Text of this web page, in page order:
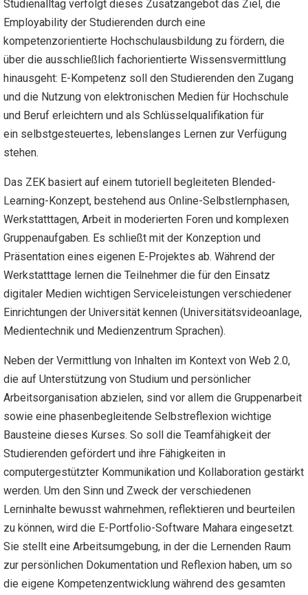
Studienalltag verfolgt dieses Zusatzangebot das Ziel, die
Employability der Studierenden durch eine
kompetenzorientierte Hochschulausbildung zu fördern, die
über die ausschließlich fachorientierte Wissensvermittlung
hinausgeht: E-Kompetenz soll den Studierenden den Zugang
und die Nutzung von elektronischen Medien für Hochschule
und Beruf erleichtern und als Schlüsselqualifikation für
ein selbstgesteuertes, lebenslanges Lernen zur Verfügung
stehen.
Das ZEK basiert auf einem tutoriell begleiteten Blended-
Learning-Konzept, bestehend aus Online-Selbstlernphasen,
Werkstatttagen, Arbeit in moderierten Foren und komplexen
Gruppenaufgaben. Es schließt mit der Konzeption und
Präsentation eines eigenen E-Projektes ab. Während der
Werkstatttage lernen die Teilnehmer die für den Einsatz
digitaler Medien wichtigen Serviceleistungen verschiedener
Einrichtungen der Universität kennen (Universitätsvideoanlage,
Medientechnik und Medienzentrum Sprachen).
Neben der Vermittlung von Inhalten im Kontext von Web 2.0,
die auf Unterstützung von Studium und persönlicher
Arbeitsorganisation abzielen, sind vor allem die Gruppenarbeit
sowie eine phasenbegleitende Selbstreflexion wichtige
Bausteine dieses Kurses. So soll die Teamfähigkeit der
Studierenden gefördert und ihre Fähigkeiten in
computergestützter Kommunikation und Kollaboration gestärkt
werden. Um den Sinn und Zweck der verschiedenen
Lerninhalte bewusst wahrnehmen, reflektieren und beurteilen
zu können, wird die E-Portfolio-Software Mahara eingesetzt.
Sie stellt eine Arbeitsumgebung, in der die Lernenden Raum
zur persönlichen Dokumentation und Reflexion haben, um so
die eigene Kompetenzentwicklung während des gesamten